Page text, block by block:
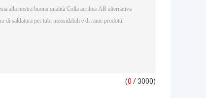
(0 / 3000)